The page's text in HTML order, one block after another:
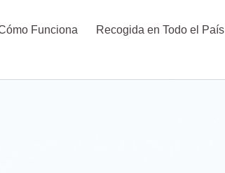
Funciona Recogida en Todo el País